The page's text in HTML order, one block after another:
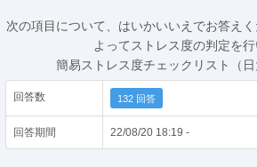
次の項目について、はいかいいえでお答え
よってストレス度の判定を行
簡易ストレス度チェックリスト（日
回答数 132 回答
回答期間 22/08/20 18:19 -